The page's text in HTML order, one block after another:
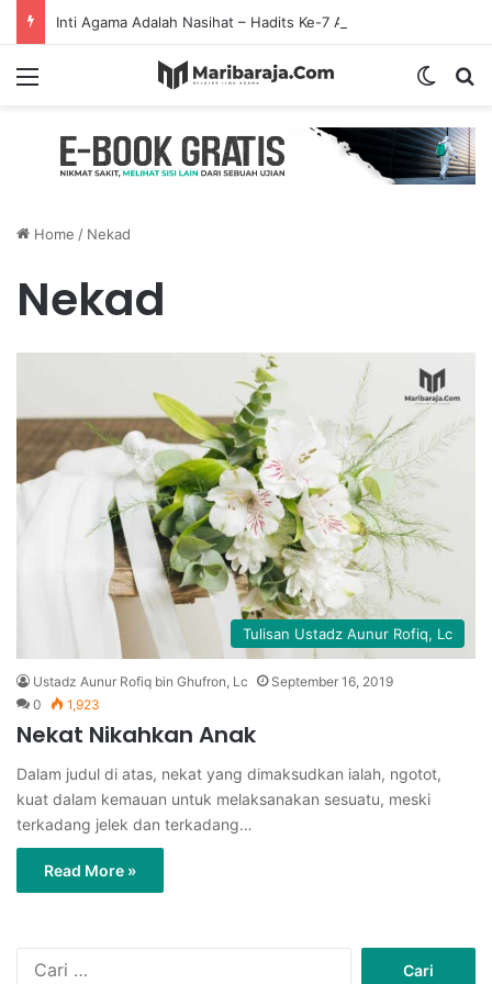
Inti Agama Adalah Nasihat – Hadits Ke-7 Arbain Nawawi
Home / Nekad
Nekad
Tulisan Ustadz Aunur Rofiq, Lc
Ustadz Aunur Rofiq bin Ghufron, Lc
September 16, 2019
0
1,923
Nekat Nikahkan Anak
Dalam judul di atas, nekat yang dimaksudkan ialah, ngotot,
kuat dalam kemauan untuk melaksanakan sesuatu, meski
terkadang jelek dan terkadang…
Read More »